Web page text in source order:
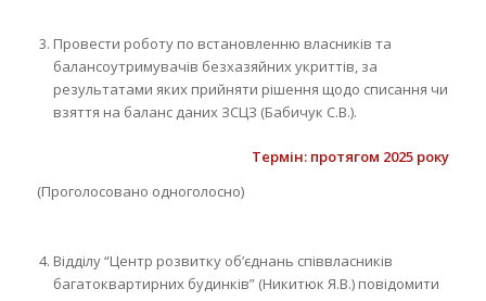
Провести роботу по встановленню власників та
балансоутримувачів безхазяйних укриттів, за
результатами яких прийняти рішення щодо списання чи
взяття на баланс даних ЗСЦЗ (Бабичук С.В.).
Термін: протягом 2025 року
(Проголосовано одноголосно)
Відділу “Центр розвитку об’єднань співвласників
багатоквартирних будинків” (Никитюк Я.В.) повідомити